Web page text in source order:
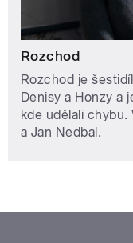
Rozchod
Rozchod je
Denisy a Honzy a
kde udělali chybu.
a Jan Nedbal.